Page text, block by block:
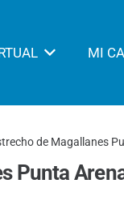
MI
de Magallanes
Punta